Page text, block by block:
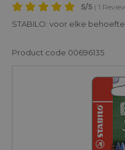
5/5 ( 1
STABILO: voor elke
Product code 00696135